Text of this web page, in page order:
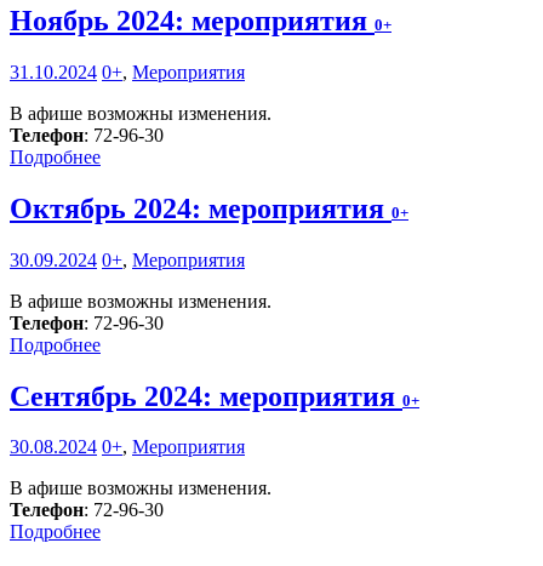
Ноябрь 2024: мероприятия 0+
31.10.2024 0+, Мероприятия
В афише возможны изменения.
Телефон: 72-96-30
Подробнее
Октябрь 2024: мероприятия 0+
30.09.2024 0+, Мероприятия
В афише возможны изменения.
Телефон: 72-96-30
Подробнее
Сентябрь 2024: мероприятия 0+
30.08.2024 0+, Мероприятия
В афише возможны изменения.
Телефон: 72-96-30
Подробнее